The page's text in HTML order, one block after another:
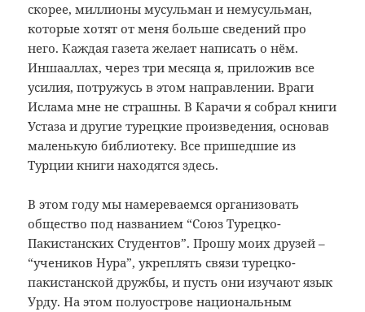
скорее, миллионы мусульман и немусульман,
которые хотят от меня больше сведений про
него. Каждая газета желает написать о нём.
Иншааллах, через три месяца я, приложив все
усилия, потружусь в этом направлении. Враги
Ислама мне не страшны. В Карачи я собрал книги
Устаза и другие турецкие произведения, основав
маленькую библиотеку. Все пришедшие из
Турции книги находятся здесь.
В этом году мы намереваемся организовать
общество под названием “Союз Турецко-
Пакистанских Студентов”. Прошу моих друзей –
“учеников Нура”, укреплять связи турецко-
пакистанской дружбы, и пусть они изучают язык
Урду. На этом полуострове национальным